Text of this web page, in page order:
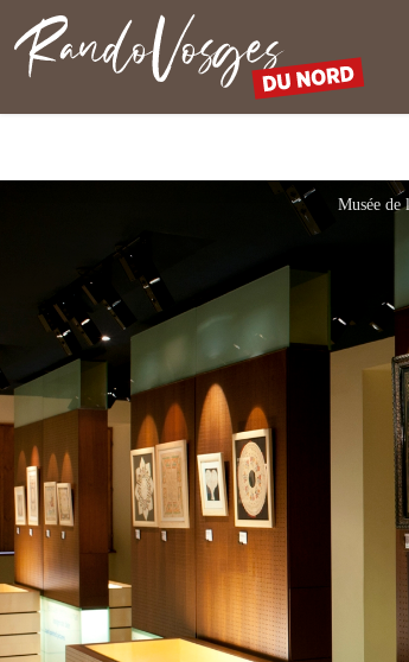
Rando Vosges du Nord